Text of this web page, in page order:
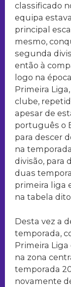
classificado
equipa
principal
mesmo,
segunda
então à
logo na
Primeira
clube,
apesar de
português o
para descer
na
divisão, para
duas
primeira liga
na tabela
Desta vez a
temporada,
Primeira
na zona
temporada
novamente